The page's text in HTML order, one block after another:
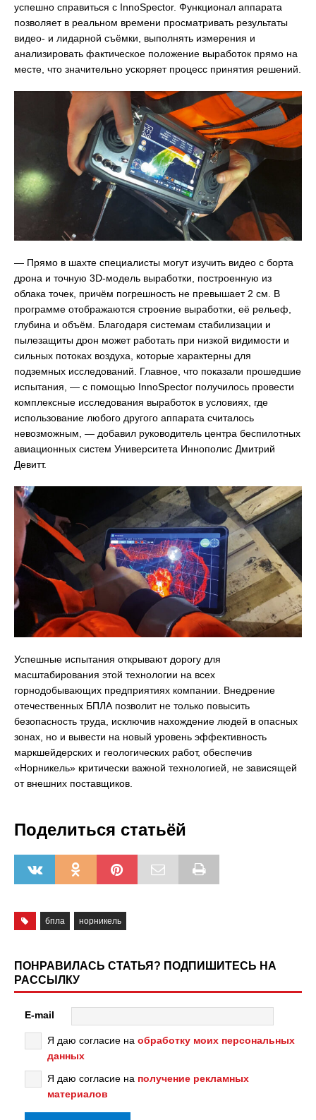
успешно справиться с InnoSpector. Функционал аппарата
позволяет в реальном времени просматривать результаты
видео- и лидарной съёмки, выполнять измерения и
анализировать фактическое положение выработок прямо на
месте, что значительно ускоряет процесс принятия решений.
— Прямо в шахте специалисты могут изучить видео с борта
дрона и точную 3D-модель выработки, построенную из
облака точек, причём погрешность не превышает 2 см. В
программе отображаются строение выработки, её рельеф,
глубина и объём. Благодаря системам стабилизации и
пылезащиты дрон может работать при низкой видимости и
сильных потоках воздуха, которые характерны для
подземных исследований. Главное, что показали прошедшие
испытания, — с помощью InnoSpector получилось провести
комплексные исследования выработок в условиях, где
использование любого другого аппарата считалось
невозможным, — добавил руководитель центра беспилотных
авиационных систем Университета Иннополис Дмитрий
Девитт.
Успешные испытания открывают дорогу для
масштабирования этой технологии на всех
горнодобывающих предприятиях компании. Внедрение
отечественных БПЛА позволит не только повысить
безопасность труда, исключив нахождение людей в опасных
зонах, но и вывести на новый уровень эффективность
маркшейдерских и геологических работ, обеспечив
«Норникель» критически важной технологией, не зависящей
от внешних поставщиков.
Поделиться статьёй
бпла норникель
ПОНРАВИЛАСЬ СТАТЬЯ? ПОДПИШИТЕСЬ НА
РАССЫЛКУ
E-mail
Я даю согласие на обработку моих персональных
данных
Я даю согласие на получение рекламных
материалов